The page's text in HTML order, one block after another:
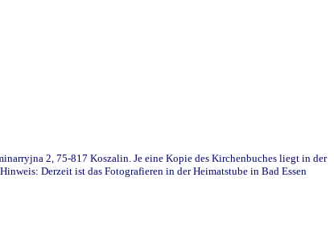
2, 75-817 Koszalin. Je eine Kopie des Kirchenbuches liegt in der
Derzeit ist das Fotografieren in der Heimatstube in Bad Essen